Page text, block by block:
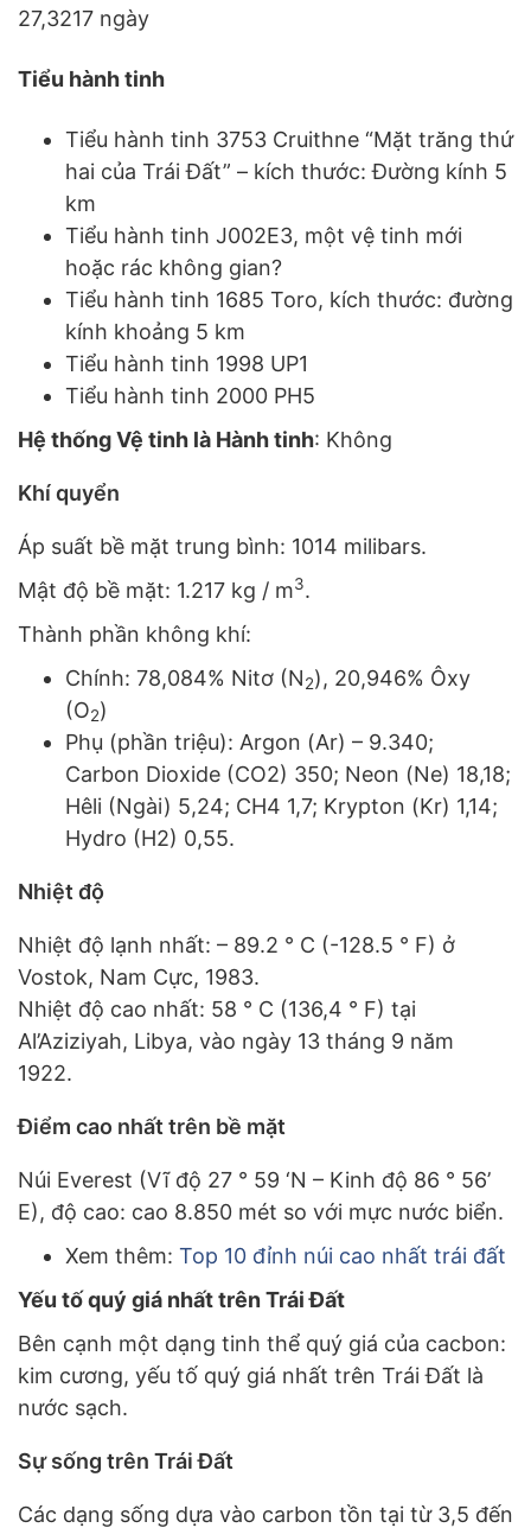
27,3217 ngày
Tiểu hành tinh
Tiểu hành tinh 3753 Cruithne “Mặt trăng thứ
hai của Trái Đất” – kích thước: Đường kính 5
km
Tiểu hành tinh J002E3, một vệ tinh mới
hoặc rác không gian?
Tiểu hành tinh 1685 Toro, kích thước: đường
kính khoảng 5 km
Tiểu hành tinh 1998 UP1
Tiểu hành tinh 2000 PH5
Hệ thống Vệ tinh là Hành tinh: Không
Khí quyển
Áp suất bề mặt trung bình: 1014 milibars.
Mật độ bề mặt: 1.217 kg / m3.
Thành phần không khí:
Chính: 78,084% Nitơ (N2), 20,946% Ôxy
(O2)
Phụ (phần triệu): Argon (Ar) – 9.340;
Carbon Dioxide (CO2) 350; Neon (Ne) 18,18;
Hêli (Ngài) 5,24; CH4 1,7; Krypton (Kr) 1,14;
Hydro (H2) 0,55.
Nhiệt độ
Nhiệt độ lạnh nhất: – 89.2 ° C (-128.5 ° F) ở
Vostok, Nam Cực, 1983.
Nhiệt độ cao nhất: 58 ° C (136,4 ° F) tại
Al’Aziziyah, Libya, vào ngày 13 tháng 9 năm
1922.
Điểm cao nhất trên bề mặt
Núi Everest (Vĩ độ 27 ° 59 ‘N – Kinh độ 86 ° 56’
E), độ cao: cao 8.850 mét so với mực nước biển.
Xem thêm: Top 10 đỉnh núi cao nhất trái đất
Yếu tố quý giá nhất trên Trái Đất
Bên cạnh một dạng tinh thể quý giá của cacbon:
kim cương, yếu tố quý giá nhất trên Trái Đất là
nước sạch.
Sự sống trên Trái Đất
Các dạng sống dựa vào carbon tồn tại từ 3,5 đến